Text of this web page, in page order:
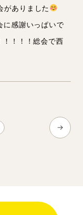
がありました
に感謝いっぱいで
！！！総会で西